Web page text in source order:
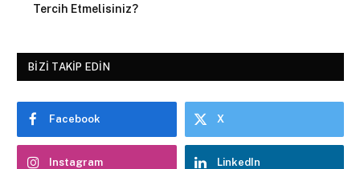
Tercih Etmelisiniz?
BIZI TAKIP EDIN
Facebook X
Instagram LinkedIn